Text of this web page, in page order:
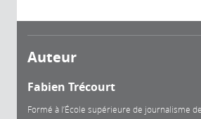
Auteur
Fabien Trécourt
Formé à l’École supérieure de journalisme